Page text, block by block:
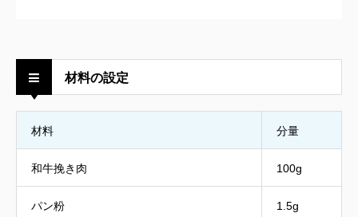
材料の設定
材料 分量
和牛挽き肉 100g
パン粉 1.5g